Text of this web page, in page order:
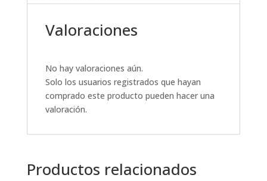
Valoraciones
No hay valoraciones aún.
Solo los usuarios registrados que hayan
comprado este producto pueden hacer una
valoración.
Productos relacionados